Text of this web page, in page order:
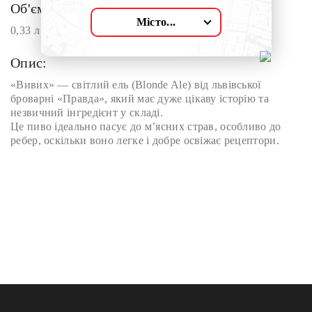
Об'єм:
0,33 л
Опис:
«Вивих» — світлий ель (Blonde Ale) від львівської
броварні «Правда», який має дуже цікаву історію та
незвичний інгредієнт у складі.
Це пиво ідеально пасує до м’ясних страв, особливо до
ребер, оскільки воно легке і добре освіжає рецептори.
Місто...